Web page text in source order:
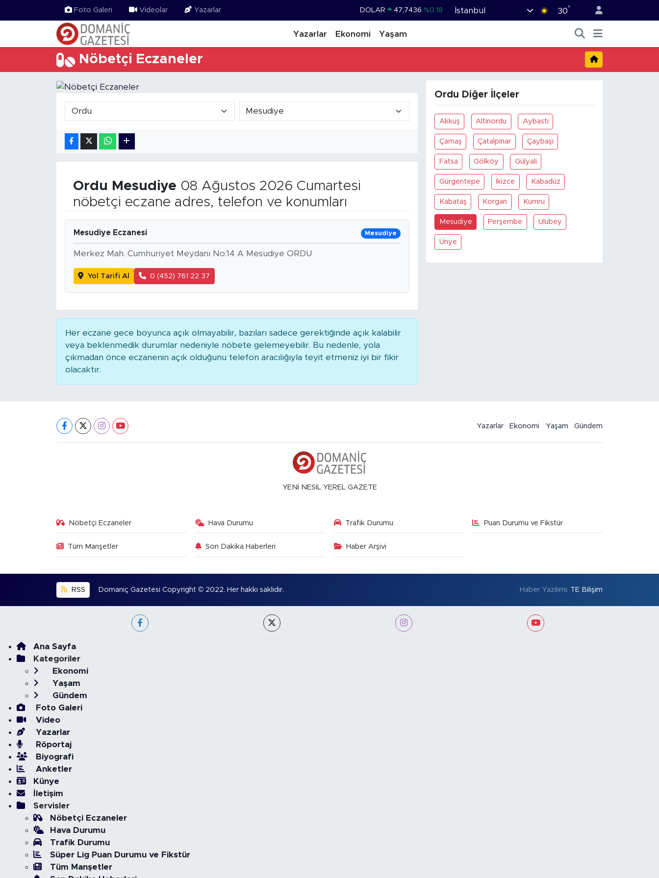
Foto Galeri Videolar Yazarlar DOLAR 47,7436 %0.18
STERLİN 64,4811 %0.38
%-0.18
İstanbul 30°
Yazarlar Ekonomi Yaşam
Nöbetçi Eczaneler
Ordu Mesudiye 08 Ağustos 2026 Cumartesi
nöbetçi eczane adres, telefon ve konumları
Mesudiye Eczanesi Mesudiye
Merkez Mah. Cumhuriyet Meydanı No:14 A Mesudiye ORDU
Yol Tarifi Al 0 (452) 761 22 37
Her eczane gece boyunca açık olmayabilir, bazıları sadece gerektiğinde açık kalabilir
veya beklenmedik durumlar nedeniyle nöbete gelemeyebilir. Bu nedenle, yola
çıkmadan önce eczanenin açık olduğunu telefon aracılığıyla teyit etmeniz iyi bir fikir
olacaktır.
Ordu Diğer İlçeler
Akkuş Altinordu Aybasti
Çamaş Çatalpinar Çaybaşi
Fatsa Gölköy Gülyali
Gürgentepe İkizce Kabadüz
Kabataş Korgan Kumru
Mesudiye Perşembe Ulubey
Ünye
Yazarlar Ekonomi Yaşam Gündem
YENİ NESİL YEREL GAZETE
Nöbetçi Eczaneler Hava Durumu Trafik Durumu Puan Durumu ve Fikstür
Tüm Manşetler Son Dakika Haberleri Haber Arşivi
RSS Domaniç Gazetesi Copyright © 2022. Her hakkı saklıdır. Haber Yazılımı: TE Bilişim
Ana Sayfa
Kategoriler
Ekonomi
Yaşam
Gündem
Foto Galeri
Video
Yazarlar
Röportaj
Biyografi
Anketler
Künye
İletişim
Servisler
Nöbetçi Eczaneler
Hava Durumu
Trafik Durumu
Süper Lig Puan Durumu ve Fikstür
Tüm Manşetler